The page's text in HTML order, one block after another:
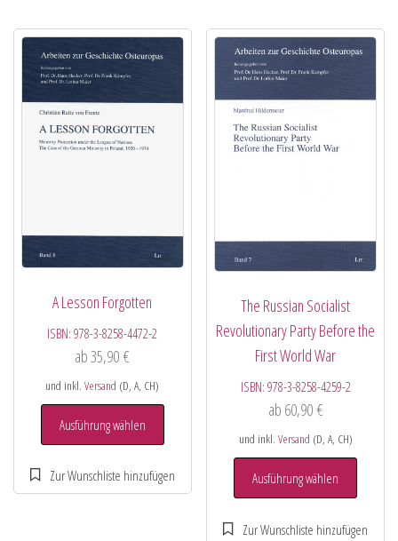
A Lesson Forgotten
ISBN:978-3-8258-4472-2
ab35,90€
und inkl.Versand (D, A, CH)
Ausführung wählen
The Russian Socialist
Revolutionary Party Before the
First World War
ISBN: 978-3-8258-4259-2
ab 60,90 €
und inkl. Versand (D, A, CH)
Ausführung wählen